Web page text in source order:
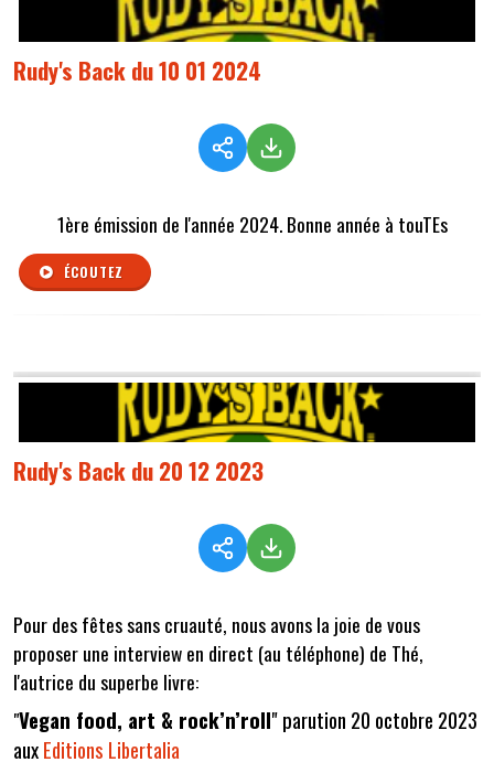
Rudy's Back du 10 01 2024
1ère émission de l'année 2024. Bonne année à touTEs
ÉCOUTEZ
Rudy's Back du 20 12 2023
Pour des fêtes sans cruauté, nous avons la joie de vous
proposer une interview en direct (au téléphone) de Thé,
l'autrice du superbe livre:
"Vegan food, art & rock’n’roll" parution 20 octobre 2023
auxEditions Libertalia